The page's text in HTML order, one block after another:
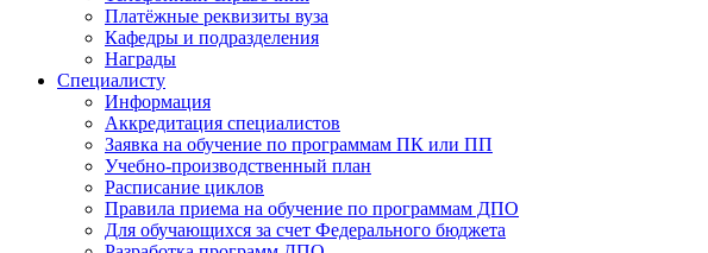
Платёжные реквизиты вуза
Кафедры и подразделения
Награды
Специалисту
Информация
Аккредитация специалистов
Заявка на обучение по программам ПК или ПП
Учебно-производственный план
Расписание циклов
Правила приема на обучение по программам ДПО
Для обучающихся за счет Федерального бюджета